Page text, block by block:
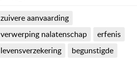
zuivere aanvaarding
verwerping nalatenschap
erfenis
levensverzekering
begunstigde